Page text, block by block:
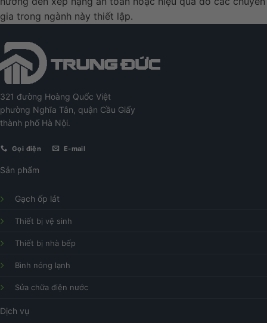
gia trong ngành này thiết lập.
321 đường Hoàng Quốc Việt
phường Nghĩa Tân, quận Cầu Giấy
thành phố Hà Nội.
Gọi điện E-mail
Sản phẩm
Gạch ốp lát
Thiết bị vệ sinh
Thiết bị nhà bếp
Bình nóng lạnh
Sửa chữa điện nước
Dịch vụ